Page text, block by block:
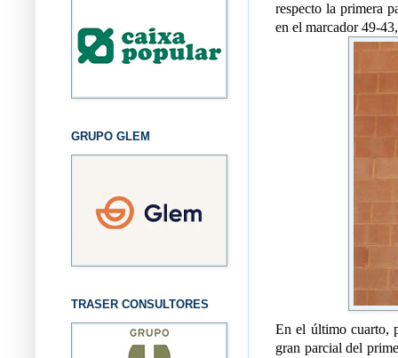
respecto la primera
en el marcador 49-
En el último cuarto,
gran parcial del
GRUPO GLEM
TRASER CONSULTORES